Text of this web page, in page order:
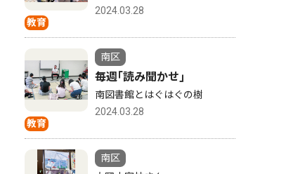
教育
2024.03.28
教育
南区
毎週｢読み聞かせ｣
南図書館とはぐはぐの樹
2024.03.28
南区